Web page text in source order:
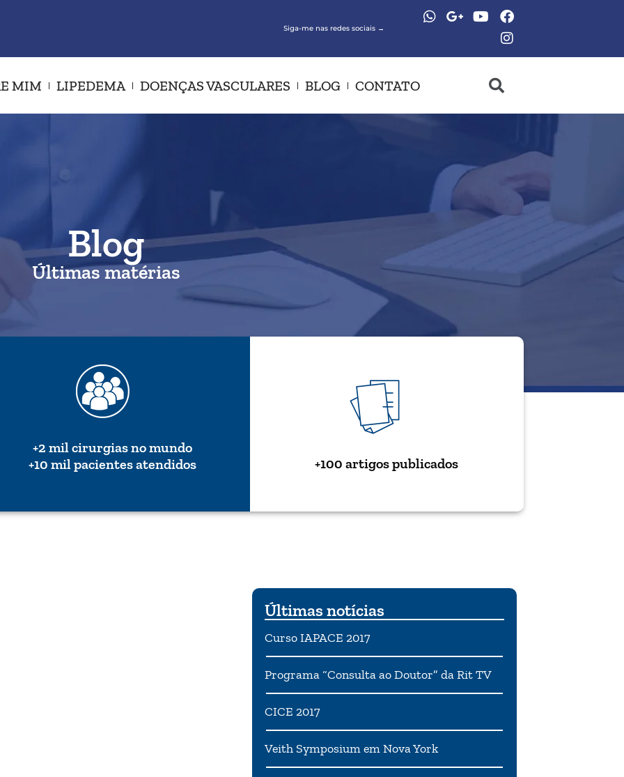
Siga-me nas redes sociais →
MIM LIPEDEMA DOENÇAS VASCULARES BLOG CONTATO
Blog
Últimas matérias
+2 mil cirurgias no mundo
+10 mil pacientes atendidos
+100 artigos publicados
Últimas notícias
Curso IAPACE 2017
Programa “Consulta ao Doutor” da Rit TV
CICE 2017
Veith Symposium em Nova York